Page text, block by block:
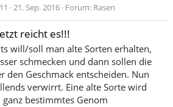
21. Sep. 2016 Forum: Rasen
reicht es!!!
will/soll man alte Sorten erhalten,
schmecken und dann sollen die
den Geschmack entscheiden. Nun
verwirrt. Eine alte Sorte wird
bestimmtes Genom